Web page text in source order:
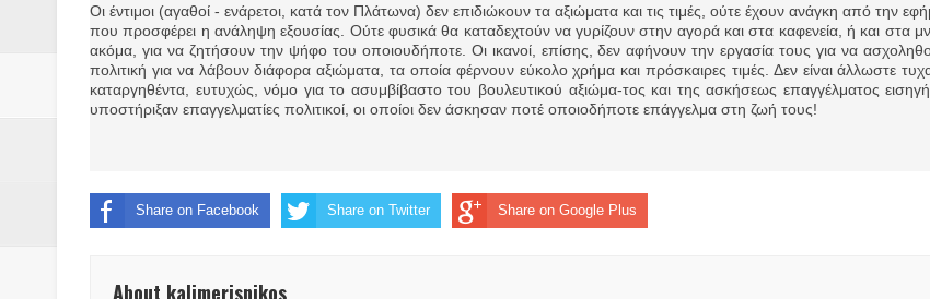
Οι έντιμοι (αγαθοί - ενάρετοι, κατά τον Πλάτωνα) δεν επιδιώκουν τα αξιώματα και τις τιμές, ούτε έχουν ανάγκη από την
που προσφέρει η ανάληψη εξουσίας. Ούτε φυσικά θα καταδεχτούν να γυρίζουν στην αγορά και στα καφενεία, ή και στα
ακόμα, για να ζητήσουν την ψήφο του οποιουδήποτε. Οι ικανοί, επίσης, δεν αφήνουν την εργασία τους για να
πολιτική για να λάβουν διάφορα αξιώματα, τα οποία φέρνουν εύκολο χρήμα και πρόσκαιρες τιμές. Δεν είναι άλλωστε
καταργηθέντα, ευτυχώς, νόμο για το ασυμβίβαστο του βουλευτικού αξιώμα-τος και της ασκήσεως επαγγέλματος
υποστήριξαν επαγγελματίες πολιτικοί, οι οποίοι δεν άσκησαν ποτέ οποιοδήποτε επάγγελμα στη ζωή τους!
Share on Facebook Share on Twitter Share on Google Plus
About kalimerisnikos